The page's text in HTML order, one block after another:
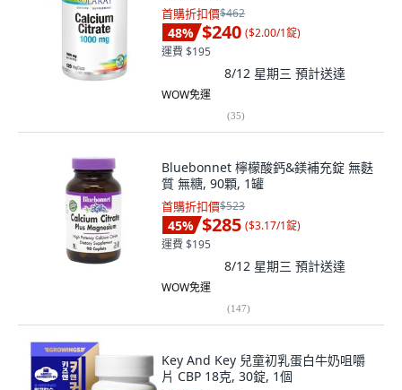
首購折扣價$462
48% $240 ($2.00/1錠)
運費 $195
8/12 星期三 預計送達
WOW免運
(35)
Bluebonnet 檸檬酸鈣&鎂補充錠 無麩
質 無糖, 90顆, 1罐
首購折扣價$523
45% $285 ($3.17/1錠)
運費 $195
8/12 星期三 預計送達
WOW免運
(147)
Key And Key 兒童初乳蛋白牛奶咀嚼
片 CBP 18克, 30錠, 1個